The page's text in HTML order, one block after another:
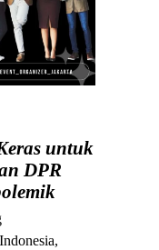
untuk
DPR